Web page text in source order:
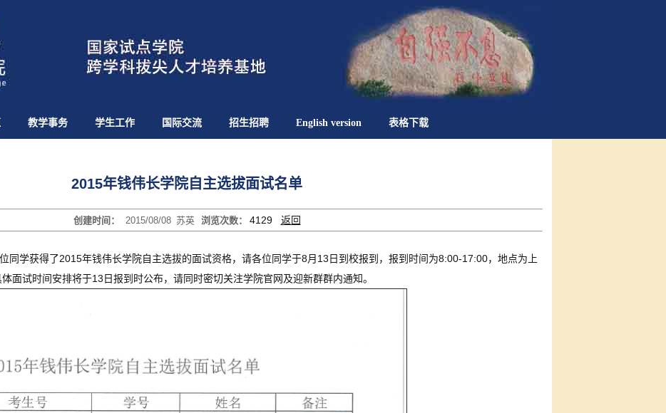
教学事务 学生工作 国际交流 招生招聘 English version 表格下载
2015年钱伟长学院自主选拔面试名单
创建时间： 2015/08/08 苏英 浏览次数： 4129 返回
同学获得了2015年钱伟长学院自主选拔的面试资格，请各位同学于8月13日到校报到，报到时间为8:00-17:00，地点为上
面试时间安排将于13日报到时公布，请同时密切关注学院官网及迎新群群内通知。